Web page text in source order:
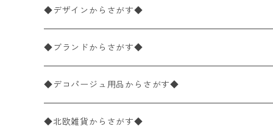
ペーパーナプキン1枚バラ売り
ペーパーナプキン20枚入りパック
ペーパーナプキン10枚入りパック
ライスペーパー
33×33cm（ランチサイズ）
バラ売り
パック売り
25×25cm（カクテルサイズ）
バラ売り
パック売り
40×40cm（ディナーサイズ）
バラ売り
21×21cm（ポケットサイズ）
◆デザインからさがす◆
花柄
植物・グリーン柄
動物・鳥・昆虫・蝶柄
◆ブランドからさがす◆
ドイツ製 IHR/イア
ランチサイズ
ドイツ製 Ambiente/アンビエンテ
◆デコパージュ用品からさがす◆
デコパージュ液
◆北欧雑貨からさがす◆